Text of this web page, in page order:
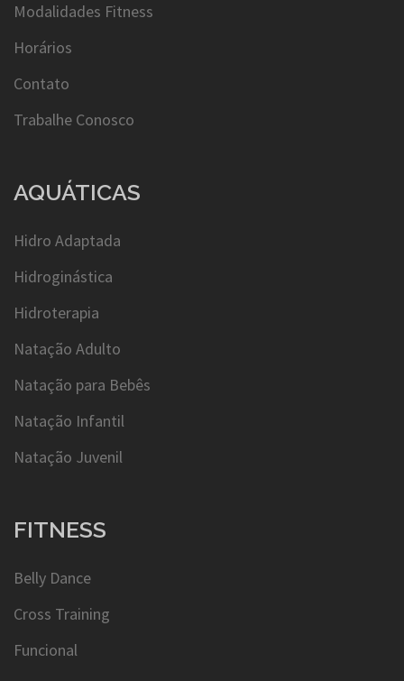
Modalidades Fitness
Horários
Contato
Trabalhe Conosco
AQUÁTICAS
Hidro Adaptada
Hidroginástica
Hidroterapia
Natação Adulto
Natação para Bebês
Natação Infantil
Natação Juvenil
FITNESS
Belly Dance
Cross Training
Funcional